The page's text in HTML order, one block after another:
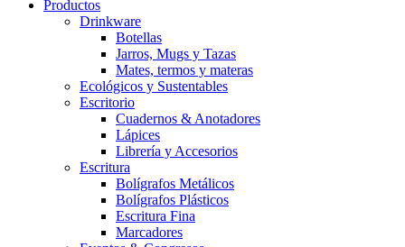
Productos
Drinkware
Botellas
Jarros, Mugs y Tazas
Mates, termos y materas
Ecológicos y Sustentables
Escritorio
Cuadernos & Anotadores
Lápices
Librería y Accesorios
Escritura
Bolígrafos Metálicos
Bolígrafos Plásticos
Escritura Fina
Marcadores